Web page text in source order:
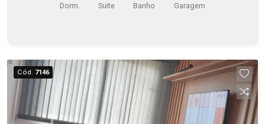
Dorm. Suite Banho Garagem
Cód. 7146